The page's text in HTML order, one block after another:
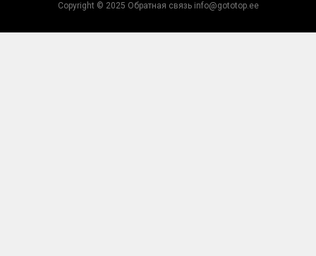
Copyright © 2025 Обратная связь info@gototop.ee